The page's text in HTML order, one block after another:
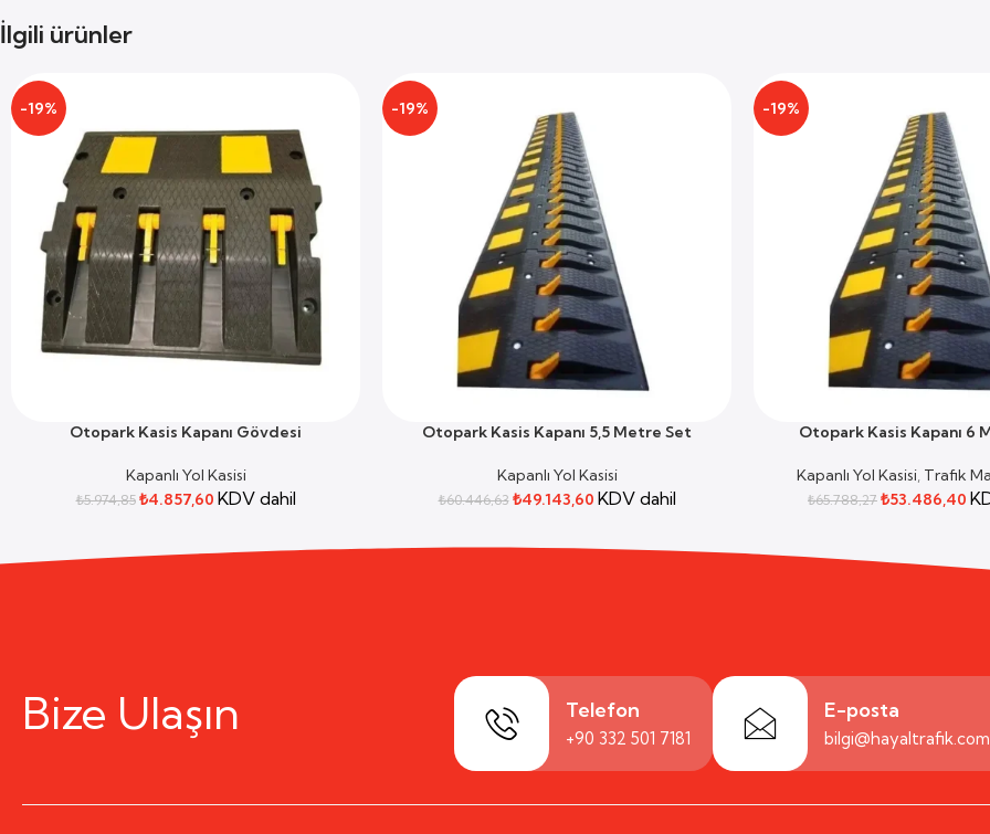
İlgili ürünler
-19%
SEPETE EKLEOtopark Kasis Kapanı Gövdesi
Kapanlı Yol Kasisi
₺5.974,85 ₺4.857,60 KDV dahil
-19%
SEPETE EKLE
Otopark Kasis Kapanı 5,5 Metre Set
Kapanlı Yol Kasisi
₺60.446,63 ₺49.143,60 KDV dahil
-19%
SEPETE EKLE
Otopark Kasis Kapanı 6
Kapanlı Yol Kasisi, Trafik
₺65.788,27 ₺53.486,40
Bize Ulaşın Telefon
+90 332 501 7181
E-posta
bilgi@hayaltrafik.com